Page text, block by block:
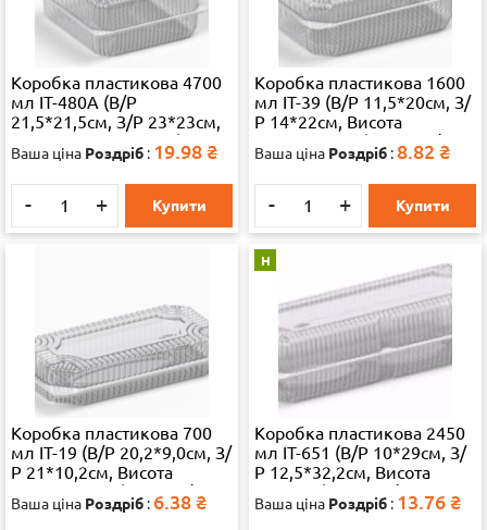
Коробка пластикова 4700
мл IT-480А (В/Р
21,5*21,5см, З/Р 23*23см,
Висота 5,5*5,5=11см) 250
шт./ящ 65324
Ваша ціна Роздріб : 19.98 ₴
- + Купити
Коробка пластикова 1600
мл IT-39 (В/Р 11,5*20см, З/
Р 14*22см, Висота
5,4*1,9=7,3см) 500 шт./ящ
65324
Ваша ціна Роздріб : 8.82 ₴
- + Купити
Коробка пластикова 700
мл IT-19 (В/Р 20,2*9,0см, З/
Р 21*10,2см, Висота
2,2*2,2=4,4см) 700шт./ящ
65324
Ваша ціна Роздріб : 6.38 ₴
Н
Коробка пластикова 2450
мл IT-651 (В/Р 10*29см, З/
Р 12,5*32,2см, Висота
4*4=8см) 450 шт./ящ 65324
Ваша ціна Роздріб : 13.76 ₴